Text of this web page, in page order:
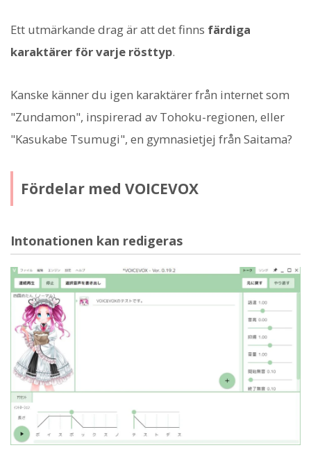
Ett utmärkande drag är att det finns färdiga
karaktärer för varje rösttyp.
Kanske känner du igen karaktärer från internet som
"Zundamon", inspirerad av Tohoku-regionen, eller
"Kasukabe Tsumugi", en gymnasietjej från Saitama?
Fördelar med VOICEVOX
Intonationen kan redigeras